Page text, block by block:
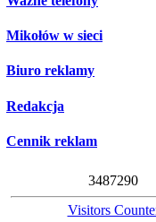
Mikołów w sieci
Biuro reklamy
Redakcja
Cennik reklam
3487290
Visitors